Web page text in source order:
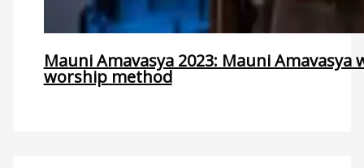
Mauni Amavasya 2023: Mauni
worship method